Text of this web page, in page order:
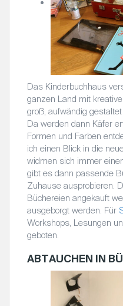
Das Kinderbuchhaus
ganzen Land mit
groß, aufwändig
Da werden dann Käfer
Formen und Farben
ich einen Blick in die
widmen sich immer
gibt es dann passende
Zuhause ausprobieren.
Büchereien angekauft
ausgeborgt werden. Für
Workshops, Lesungen
geboten.
ABTAUCHEN IN